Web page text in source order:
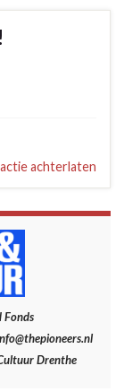
achterlaten
Fonds
Drenthe